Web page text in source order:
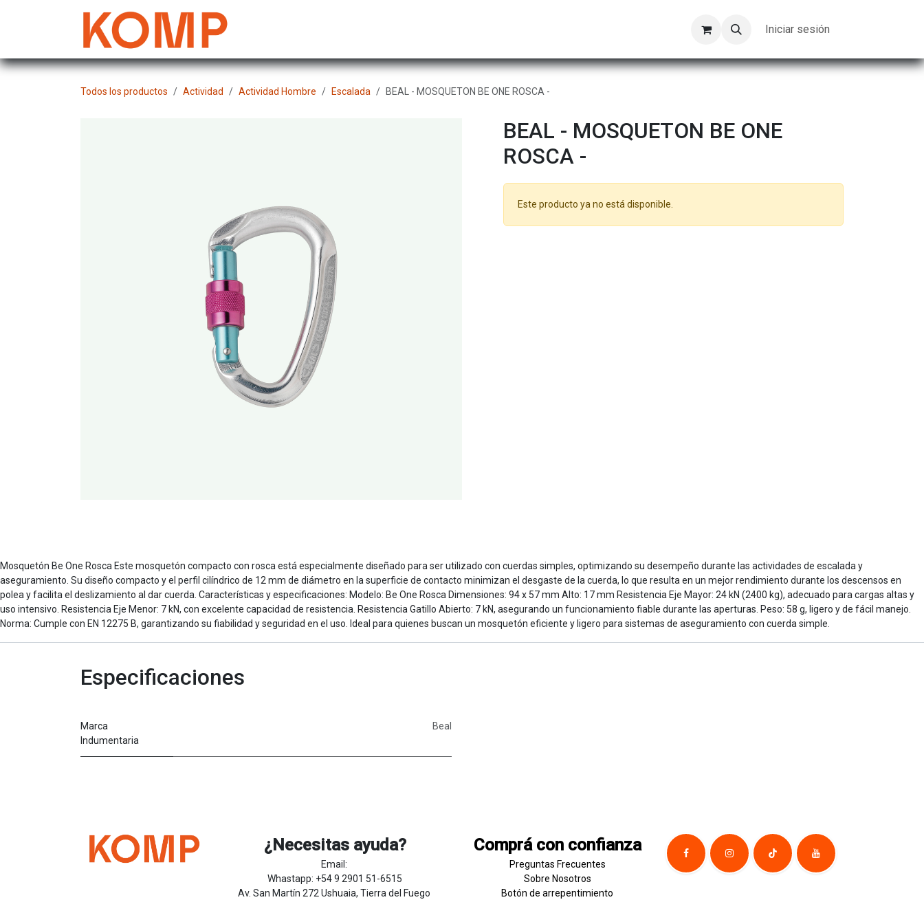
Trabajos Iniciar sesión
Todos los productos Actividad Actividad Hombre Escalada BEAL - MOSQUETON BE ONE ROSCA -
BEAL - MOSQUETON BE ONE
ROSCA -
Este producto ya no está disponible.
Mosquetón Be One Rosca Este mosquetón compacto con rosca está especialmente diseñado para ser utilizado con cuerdas simples, optimizando su desempeño durante las actividades de escalada y
aseguramiento. Su diseño compacto y el perfil cilíndrico de 12 mm de diámetro en la superficie de contacto minimizan el desgaste de la cuerda, lo que resulta en un mejor rendimiento durante los descensos en
polea y facilita el deslizamiento al dar cuerda. Características y especificaciones: Modelo: Be One Rosca Dimensiones: 94 x 57 mm Alto: 17 mm Resistencia Eje Mayor: 24 kN (2400 kg), adecuado para cargas altas y
uso intensivo. Resistencia Eje Menor: 7 kN, con excelente capacidad de resistencia. Resistencia Gatillo Abierto: 7 kN, asegurando un funcionamiento fiable durante las aperturas. Peso: 58 g, ligero y de fácil manejo.
Norma: Cumple con EN 12275 B, garantizando su fiabilidad y seguridad en el uso. Ideal para quienes buscan un mosquetón eficiente y ligero para sistemas de aseguramiento con cuerda simple.
Especificaciones
Marca
Indumentaria
Beal
¿Necesitas ayuda?
Email:
Whastapp: +54 9 2901 51-6515
Av. San Martín 272 Ushuaia, Tierra del Fuego
Comprá con confianza
Preguntas Frecuentes
Sobre Nosotros
Botón de​arrepentim​​​iento